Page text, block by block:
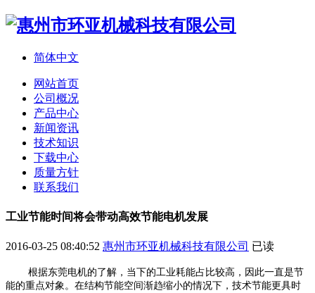
简体中文
网站首页
公司概况
产品中心
新闻资讯
技术知识
下载中心
质量方针
联系我们
工业节能时间将会带动高效节能电机发展
2016-03-25 08:40:52 惠州市环亚机械科技有限公司 已读
根据东莞电机的了解，当下的工业耗能占比较高，因此一直是节
能的重点对象。在结构节能空间渐趋缩小的情况下，技术节能更具时